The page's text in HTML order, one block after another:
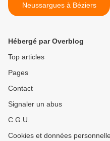
Neussargues à Béziers
Hébergé par Overblog
Top articles
Pages
Contact
Signaler un abus
C.G.U.
Cookies et données